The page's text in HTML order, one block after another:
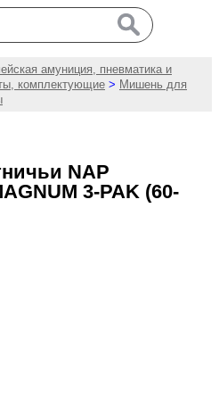
амуниция, пневматика и
комплектующие > Мишень для
NAP
3-PAK (60-